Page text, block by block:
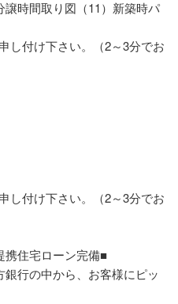
譲時間取り図（11）新築時パ
し付け下さい。（2～3分でお
し付け下さい。（2～3分でお
携住宅ローン完備■
行の中から、お客様にピッ